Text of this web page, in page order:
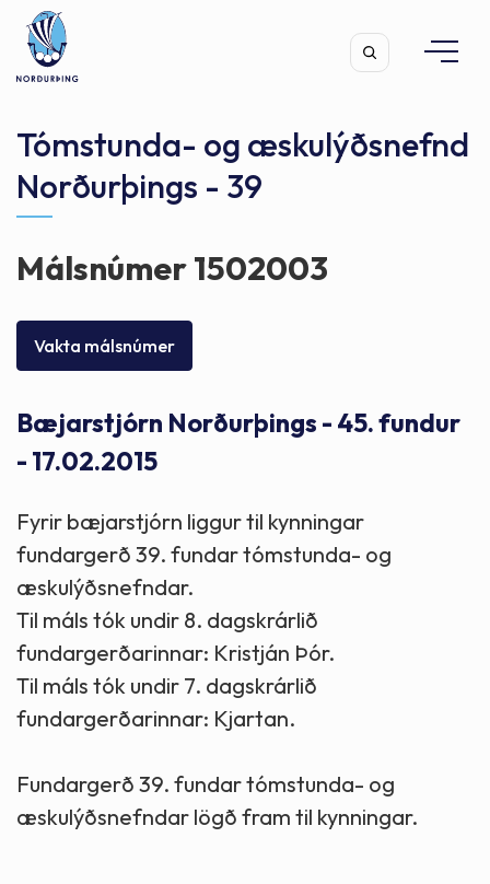
Leita
Tómstunda- og æskulýðsnefnd
Norðurþings - 39
Málsnúmer 1502003
Vakta málsnúmer
Bæjarstjórn Norðurþings - 45. fundur
- 17.02.2015
Fyrir bæjarstjórn liggur til kynningar
fundargerð 39. fundar tómstunda- og
æskulýðsnefndar.
Til máls tók undir 8. dagskrárlið
fundargerðarinnar: Kristján Þór.
Til máls tók undir 7. dagskrárlið
fundargerðarinnar: Kjartan.
Fundargerð 39. fundar tómstunda- og
æskulýðsnefndar lögð fram til kynningar.